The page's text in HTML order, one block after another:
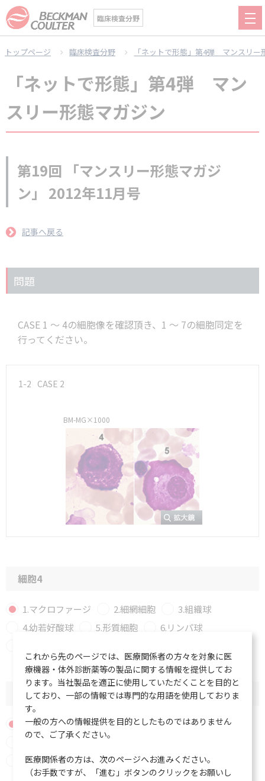
臨床検査分野
トップページ 臨床検査分野 「ネットで形態」第4弾 マンスリー
「ネットで形態」第4弾 マン
スリー形態マガジン
第19回 「マンスリー形態マガジ
ン」 2012年11月号
記事へ戻る
問題
CASE 1 ～ 4の細胞像を確認頂き、1 ～ 7の細胞同定を
行ってください。
1-2 CASE 2
BM-MG×1000
細胞4
1.マクロファージ 2.細網細胞
3.組織球
4.幼若好酸球
5.形質細胞
6.リンパ球
細胞5
1.マクロファージ 2.細網細胞
3.組織球
4.幼若好酸球
5.形質細胞
7.組織好酸球
8.組織好塩基球
これから先のページでは、医療関係者の方々を対象に医
療機器・体外診断薬等の製品に関する情報を提供してお
ります。当社製品を適正に使用していただくことを目的と
しており、一部の情報では専門的な用語を使用しておりま
す。
一般の方への情報提供を目的としたものではありません
ので、ご了承ください。
医療関係者の方は、次のページへお進みください。
（お手数ですが、「進む」ボタンのクリックをお願いし